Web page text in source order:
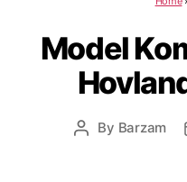
Model
Post
By Barzam